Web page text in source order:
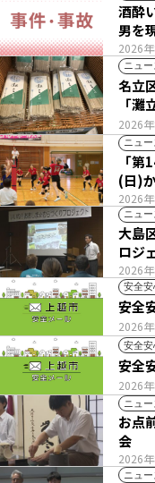
2026
酒酔
男を
ニュー
2026
名立
「灘
ニュー
2026
「
(日)
ニュー
2026
大島
ロジ
安全
2026
安全
安全
2026
安全
ニュー
2026
お点
会
ニュー